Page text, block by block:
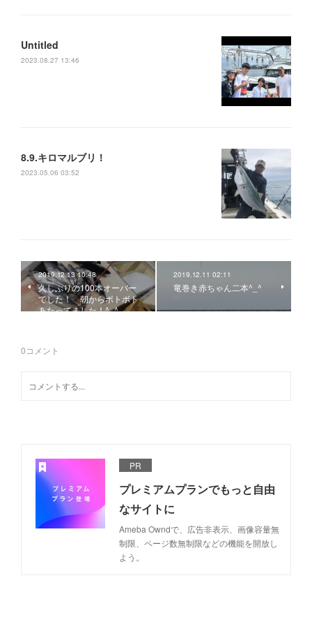
Untitled
2023.08.27 13:46
8.9.キロマルブリ！
2023.05.06 03:52
2019.12.13 10:48
久しぶりの100本オーバー
でした！ 朝からボトボト
あたってました！^_^
2019.12.11 02:11
竜巻き赤ちゃん二本^_^
0コメント
PR
プレミアムプランでもっと自由
なサイトに
Ameba Owndで、広告非表示、画像容量無
制限、ページ数無制限などの機能を開放し
よう。